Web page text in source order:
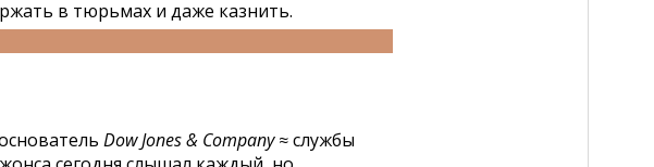
в тюрьмах и даже казнить.
Dow Jones & Company≈ службы